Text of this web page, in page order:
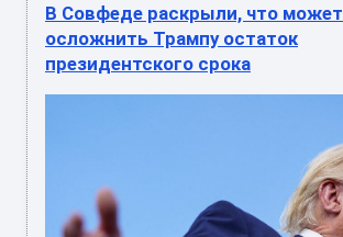
В Совфеде раскрыли, что может
осложнить Трампу остаток
президентского срока